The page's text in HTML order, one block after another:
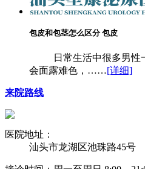
包皮和包茎怎么区分 包皮
日常生活中很多男性一
会面露难色，……[详细]
来院路线
医院地址：
汕头市龙湖区池珠路45号